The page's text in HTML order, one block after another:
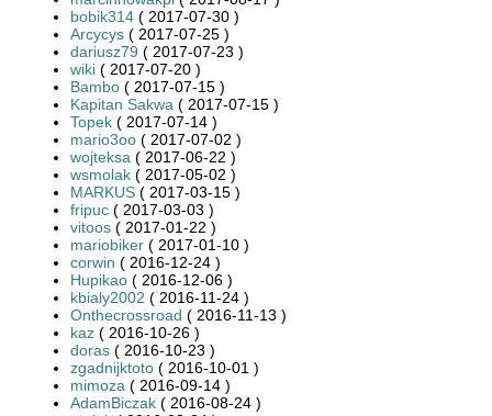
bobik314 ( 2017-07-30 )
Arcycys ( 2017-07-25 )
dariusz79 ( 2017-07-23 )
wiki ( 2017-07-20 )
Bambo ( 2017-07-15 )
Kapitan Sakwa ( 2017-07-15 )
Topek ( 2017-07-14 )
mario3oo ( 2017-07-02 )
wojteksa ( 2017-06-22 )
wsmolak ( 2017-05-02 )
MARKUS ( 2017-03-15 )
fripuc ( 2017-03-03 )
vitoos ( 2017-01-22 )
mariobiker ( 2017-01-10 )
corwin ( 2016-12-24 )
Hupikao ( 2016-12-06 )
kbialy2002 ( 2016-11-24 )
Onthecrossroad ( 2016-11-13 )
kaz ( 2016-10-26 )
doras ( 2016-10-23 )
zgadnijktoto ( 2016-10-01 )
mimoza ( 2016-09-14 )
AdamBiczak ( 2016-08-24 )